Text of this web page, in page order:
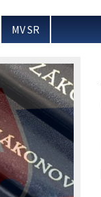
MV SR